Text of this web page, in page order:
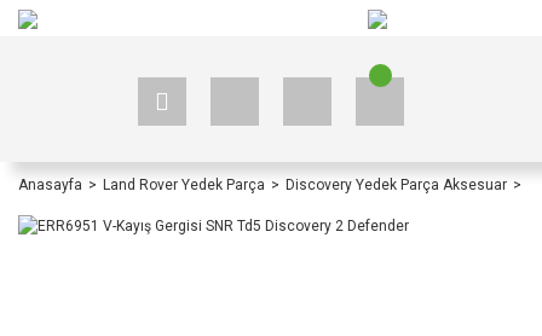
Anasayfa Land Rover Yedek Parça Discovery Yedek Parça Aksesuar